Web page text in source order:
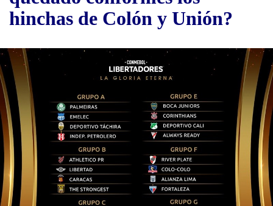
hinchas de Colón y Unión?